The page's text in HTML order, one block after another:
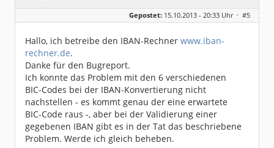
Geschlecht:
keine Angabe
Beiträge:
1
Gepostet: 15.10.2013 - 20:33 Uhr · #5
Hallo, ich betreibe den IBAN-Rechner www.iban-
rechner.de.
Danke für den Bugreport.
Ich konnte das Problem mit den 6 verschiedenen
BIC-Codes bei der IBAN-Konvertierung nicht
nachstellen - es kommt genau der eine erwartete
BIC-Code raus -, aber bei der Validierung einer
gegebenen IBAN gibt es in der Tat das beschriebene
Problem. Werde ich gleich beheben.